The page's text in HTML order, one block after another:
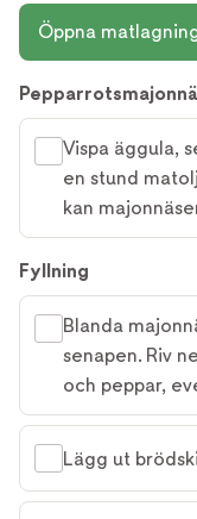
Öppna
Vispa äggula,
en stund
kan
Fyllning
Blanda
senapen. Riv
och peppar,
Lägg ut